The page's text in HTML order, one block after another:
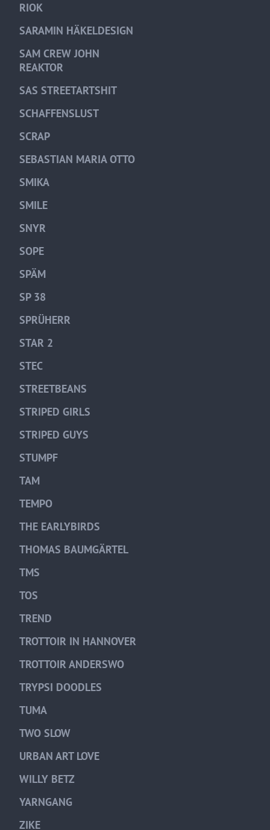
RIOK
SARAMIN HÄKELDESIGN
SAM CREW JOHN
REAKTOR
SAS STREETARTSHIT
SCHAFFENSLUST
SCRAP
SEBASTIAN MARIA OTTO
SMIKA
SMILE
SNYR
SOPE
SPÄM
SP 38
SPRÜHERR
STAR 2
STEC
STREETBEANS
STRIPED GIRLS
STRIPED GUYS
STUMPF
TAM
TEMPO
THE EARLYBIRDS
THOMAS BAUMGÄRTEL
TMS
TOS
TREND
TROTTOIR IN HANNOVER
TROTTOIR ANDERSWO
TRYPSI DOODLES
TUMA
TWO SLOW
URBAN ART LOVE
WILLY BETZ
YARNGANG
ZIKE